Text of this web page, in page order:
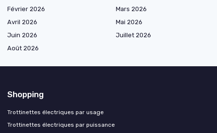
Février 2026
Mars 2026
Avril 2026
Mai 2026
Juin 2026
Juillet 2026
Août 2026
Shopping
Trottinettes électriques par usage
Trottinettes électriques par puissance